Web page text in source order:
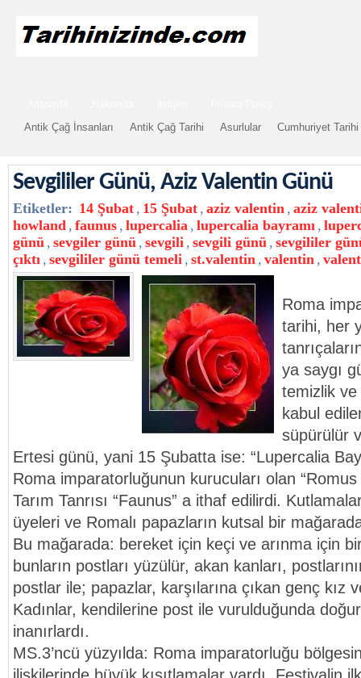
Antik Çağ İnsanları Antik Çağ Tarihi Asurlular Cumhuriyet Tarihi
Sevgililer Günü, Aziz Valentin Günü
Etiketler: 14 Şubat , 15 Şubat , aziz valentin , aziz
howland , faunus , lupercalia , lupercalia bayramı ,
günü , sevgiler günü , sevgili , sevgili günü , sevgililer
çıktı , sevgililer günü temeli , st.valentin , valentin ,
Roma
tarihi, her
ya saygı
temizlik ve
kabul
süpürülür
Ertesi günü, yani 15 Şubatta ise: “Lupercalia
Roma imparatorluğunun kurucuları olan
Tarım Tanrısı “Faunus” a ithaf edilirdi.
üyeleri ve Romalı papazların kutsal bir
Bu mağarada: bereket için keçi ve arınma için
bunların postları yüzülür, akan kanları,
postlar ile; papazlar, karşılarına çıkan genç kız
Kadınlar, kendilerine post ile vurulduğunda
inanırlardı.
MS.3’ncü yüzyılda: Roma imparatorluğu